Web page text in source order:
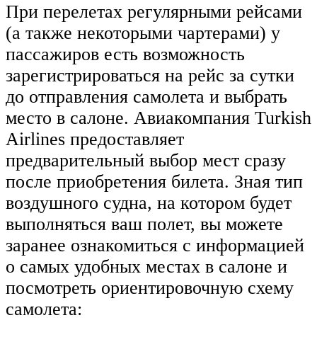
При перелетах регулярными рейсами
(а также некоторыми чартерами) у
пассажиров есть возможность
зарегистрироваться на рейс за сутки
до отправления самолета и выбрать
место в салоне. Авиакомпания Turkish
Airlines предоставляет
предварительный выбор мест сразу
после приобретения билета. Зная тип
воздушного судна, на котором будет
выполняться ваш полет, вы можете
заранее ознакомиться с информацией
о самых удобных местах в салоне и
посмотреть ориентировочную схему
самолета: